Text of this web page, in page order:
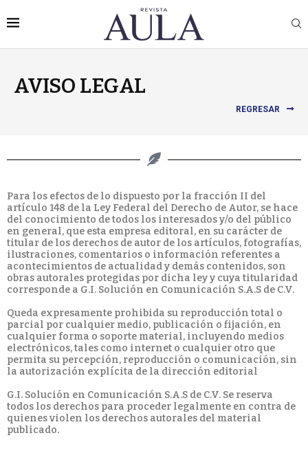
AVISO LEGAL
REGRESAR
Para los efectos de lo dispuesto por la fracción II del
artículo 148 de la Ley Federal del Derecho de Autor, se hace
del conocimiento de todos los interesados y/o del público
en general, que esta empresa editoral, en su carácter de
titular de los derechos de autor de los artículos, fotografías,
ilustraciones, comentarios o información referentes a
acontecimientos de actualidad y demás contenidos, son
obras autorales protegidas por dicha ley y cuya titularidad
corresponde a G.I. Solución en Comunicación S.A.S de C.V.
Queda expresamente prohibida su reproducción total o
parcial por cualquier medio, publicación o fijación, en
cualquier forma o soporte material, incluyendo medios
electrónicos, tales como internet o cualquier otro que
permita su percepción, reproducción o comunicación, sin
la autorización explícita de la dirección editorial
G.I. Solución en Comunicación S.A.S de C.V. Se reserva
todos los derechos para proceder legalmente en contra de
quienes violen los derechos autorales del material
publicado.